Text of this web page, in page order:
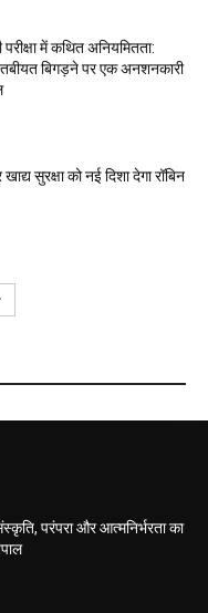
में कथित अनियमितता:
बिगड़ने पर एक अनशनकारी
सुरक्षा को नई दिशा देगा रॉबिन
परंपरा और आत्मनिर्भरता का